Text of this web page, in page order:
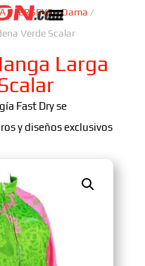
/JERSEYS/Dama /
Verde Scalar
Larga
Fast Dry se
y diseños exclusivos